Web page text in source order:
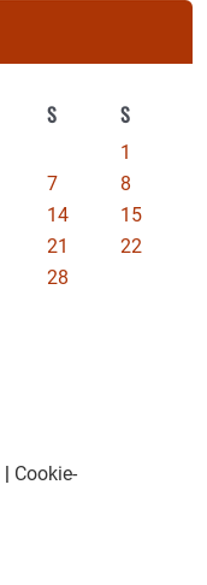
S S
1
7
8
14
15
21
22
28
| Cookie-